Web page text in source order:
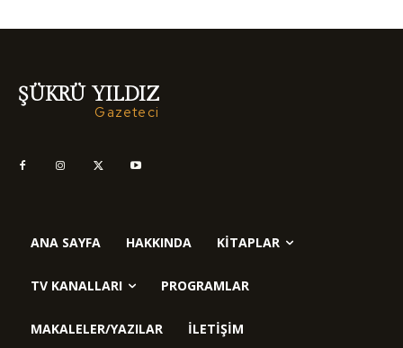
ŞÜKRÜ YILDIZ
Gazeteci
ANA SAYFA HAKKINDA KITAPLAR
TV KANALLARI PROGRAMLAR
MAKALELER/YAZILAR İLETIŞIM